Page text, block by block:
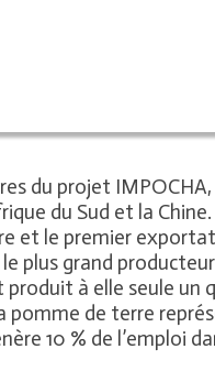
du projet
du Sud et la
et le premier
plus grand
à elle seule un
pomme de terre
10 % de l’emploi